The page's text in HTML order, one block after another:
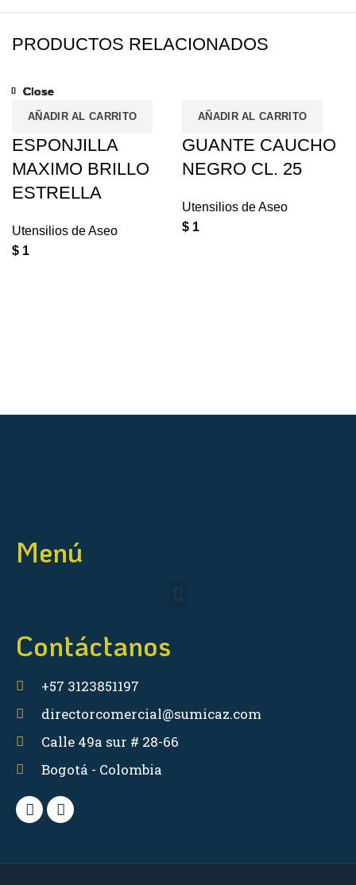
PRODUCTOS RELACIONADOS
AÑADIR AL CARRITO
Close
ESPONJILLA
MAXIMO BRILLO
ESTRELLA
Utensilios de Aseo
$ 1
AÑADIR AL CARRITO
Close
GUANTE CAUCHO
NEGRO CL. 25
Utensilios de Aseo
$ 1
Close
Close
Close
Close
Close
Close
Menú
Contáctanos
+57 3123851197
directorcomercial@sumicaz.com
Calle 49a sur # 28-66
Bogotá - Colombia